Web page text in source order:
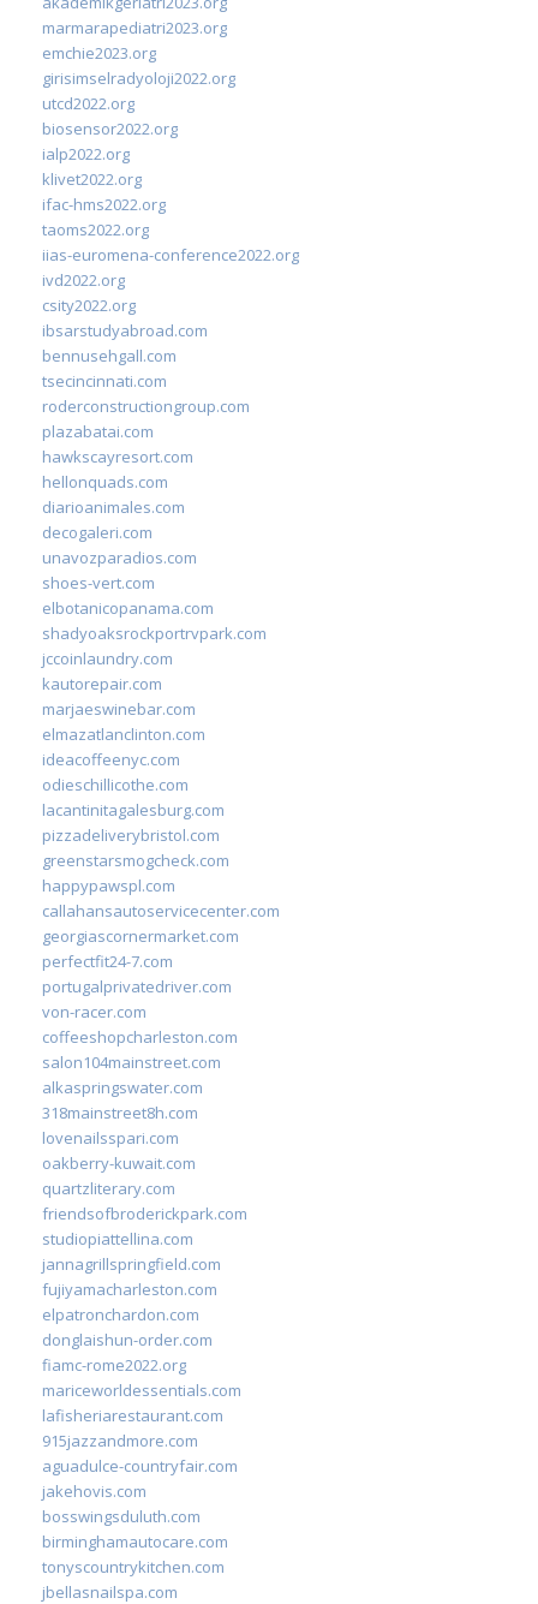
marmarapediatri2023.org
emchie2023.org
girisimselradyoloji2022.org
utcd2022.org
biosensor2022.org
ialp2022.org
klivet2022.org
ifac-hms2022.org
taoms2022.org
iias-euromena-conference2022.org
ivd2022.org
csity2022.org
ibsarstudyabroad.com
bennusehgall.com
tsecincinnati.com
roderconstructiongroup.com
plazabatai.com
hawkscayresort.com
hellonquads.com
diarioanimales.com
decogaleri.com
unavozparadios.com
shoes-vert.com
elbotanicopanama.com
shadyoaksrockportrvpark.com
jccoinlaundry.com
kautorepair.com
marjaeswinebar.com
elmazatlanclinton.com
ideacoffeenyc.com
odieschillicothe.com
lacantinitagalesburg.com
pizzadeliverybristol.com
greenstarsmogcheck.com
happypawspl.com
callahansautoservicecenter.com
georgiascornermarket.com
perfectfit24-7.com
portugalprivatedriver.com
von-racer.com
coffeeshopcharleston.com
salon104mainstreet.com
alkaspringswater.com
318mainstreet8h.com
lovenailsspari.com
oakberry-kuwait.com
quartzliterary.com
friendsofbroderickpark.com
studiopiattellina.com
jannagrillspringfield.com
fujiyamacharleston.com
elpatronchardon.com
donglaishun-order.com
fiamc-rome2022.org
mariceworldessentials.com
lafisheriarestaurant.com
915jazzandmore.com
aguadulce-countryfair.com
jakehovis.com
bosswingsduluth.com
birminghamautocare.com
tonyscountrykitchen.com
jbellasnailspa.com